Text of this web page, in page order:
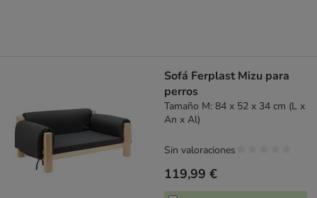
Sofá Ferplast Mizu para
perros
Tamaño M: 84 x 52 x 34 cm (L x
An x Al)
119,99 €
Sin valoraciones